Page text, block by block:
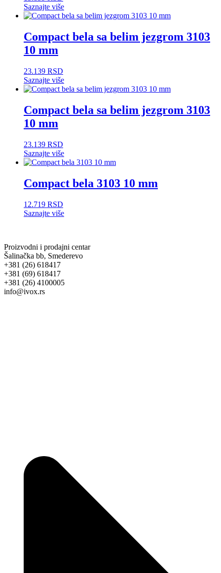
Saznajte više
Compact bela sa belim jezgrom 3103
10 mm
23.139 RSD
Saznajte više
Compact bela sa belim jezgrom 3103
10 mm
23.139 RSD
Saznajte više
Compact bela 3103 10 mm
12.719 RSD
Saznajte više
Proizvodni i prodajni centar
Šalinačka bb, Smederevo
+381 (26) 618417
+381 (69) 618417
+381 (26) 4100005
info@ivox.rs